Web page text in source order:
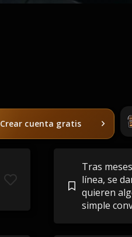
Crear cuenta gratis
Tras
línea, se
quieren
simple